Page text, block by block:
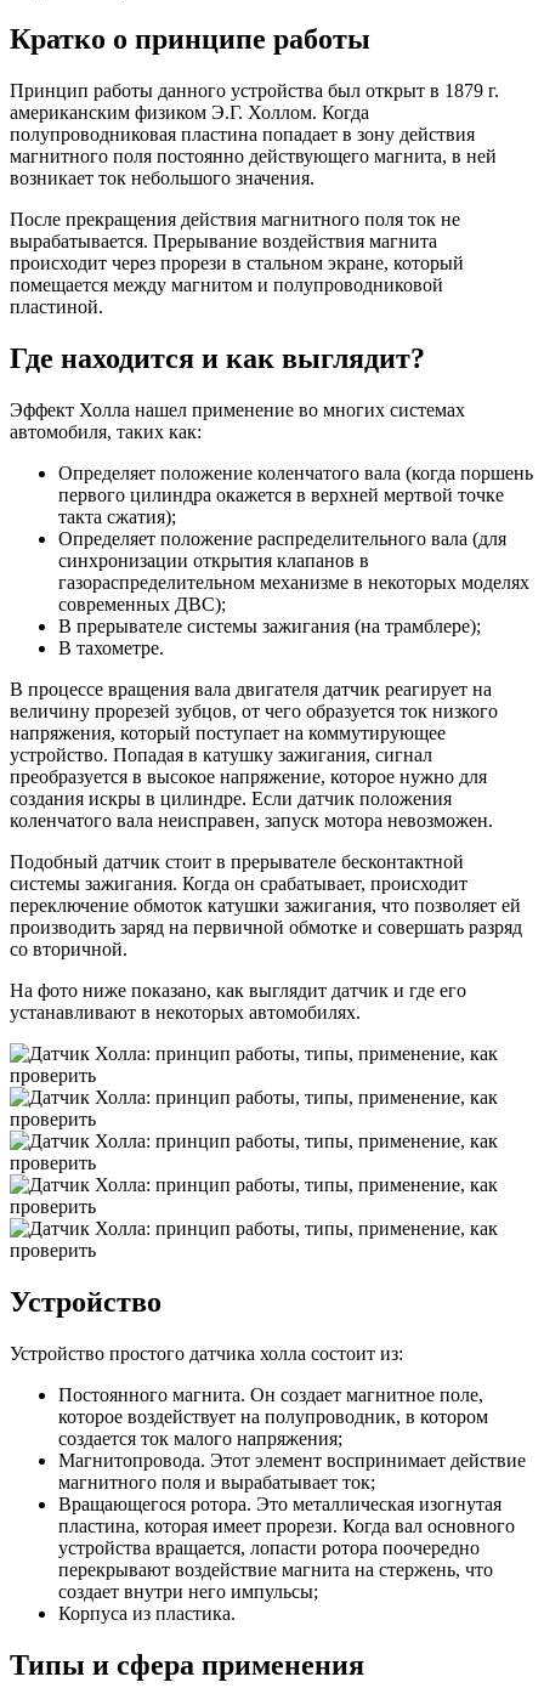
Кратко о принципе работы
Принцип работы данного устройства был открыт в 1879 г.
американским физиком Э.Г. Холлом. Когда
полупроводниковая пластина попадает в зону действия
магнитного поля постоянно действующего магнита, в ней
возникает ток небольшого значения.
После прекращения действия магнитного поля ток не
вырабатывается. Прерывание воздействия магнита
происходит через прорези в стальном экране, который
помещается между магнитом и полупроводниковой
пластиной.
Где находится и как выглядит?
Эффект Холла нашел применение во многих системах
автомобиля, таких как:
Определяет положение коленчатого вала (когда поршень
первого цилиндра окажется в верхней мертвой точке
такта сжатия);
Определяет положение распределительного вала (для
синхронизации открытия клапанов в
газораспределительном механизме в некоторых моделях
современных ДВС);
В прерывателе системы зажигания (на трамблере);
В тахометре.
В процессе вращения вала двигателя датчик реагирует на
величину прорезей зубцов, от чего образуется ток низкого
напряжения, который поступает на коммутирующее
устройство. Попадая в катушку зажигания, сигнал
преобразуется в высокое напряжение, которое нужно для
создания искры в цилиндре. Если датчик положения
коленчатого вала неисправен, запуск мотора невозможен.
Подобный датчик стоит в прерывателе бесконтактной
системы зажигания. Когда он срабатывает, происходит
переключение обмоток катушки зажигания, что позволяет ей
производить заряд на первичной обмотке и совершать разряд
со вторичной.
На фото ниже показано, как выглядит датчик и где его
устанавливают в некоторых автомобилях.
Устройство
Устройство простого датчика холла состоит из:
Постоянного магнита. Он создает магнитное поле,
которое воздействует на полупроводник, в котором
создается ток малого напряжения;
Магнитопровода. Этот элемент воспринимает действие
магнитного поля и вырабатывает ток;
Вращающегося ротора. Это металлическая изогнутая
пластина, которая имеет прорези. Когда вал основного
устройства вращается, лопасти ротора поочередно
перекрывают воздействие магнита на стержень, что
создает внутри него импульсы;
Корпуса из пластика.
Типы и сфера применения